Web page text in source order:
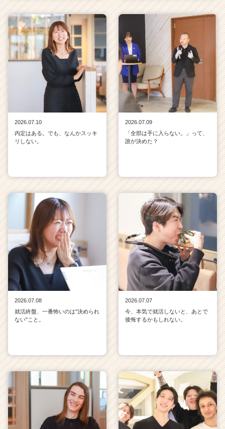
2026.07.10
内定はある。でも、なんかスッキ
リしない。
2026.07.09
「全部は手に入らない。」って、
誰が決めた？
2026.07.08
就活終盤、一番怖いのは"決められ
ない"こと。
2026.07.07
今、本気で就活しないと、あとで
後悔するかもしれない。